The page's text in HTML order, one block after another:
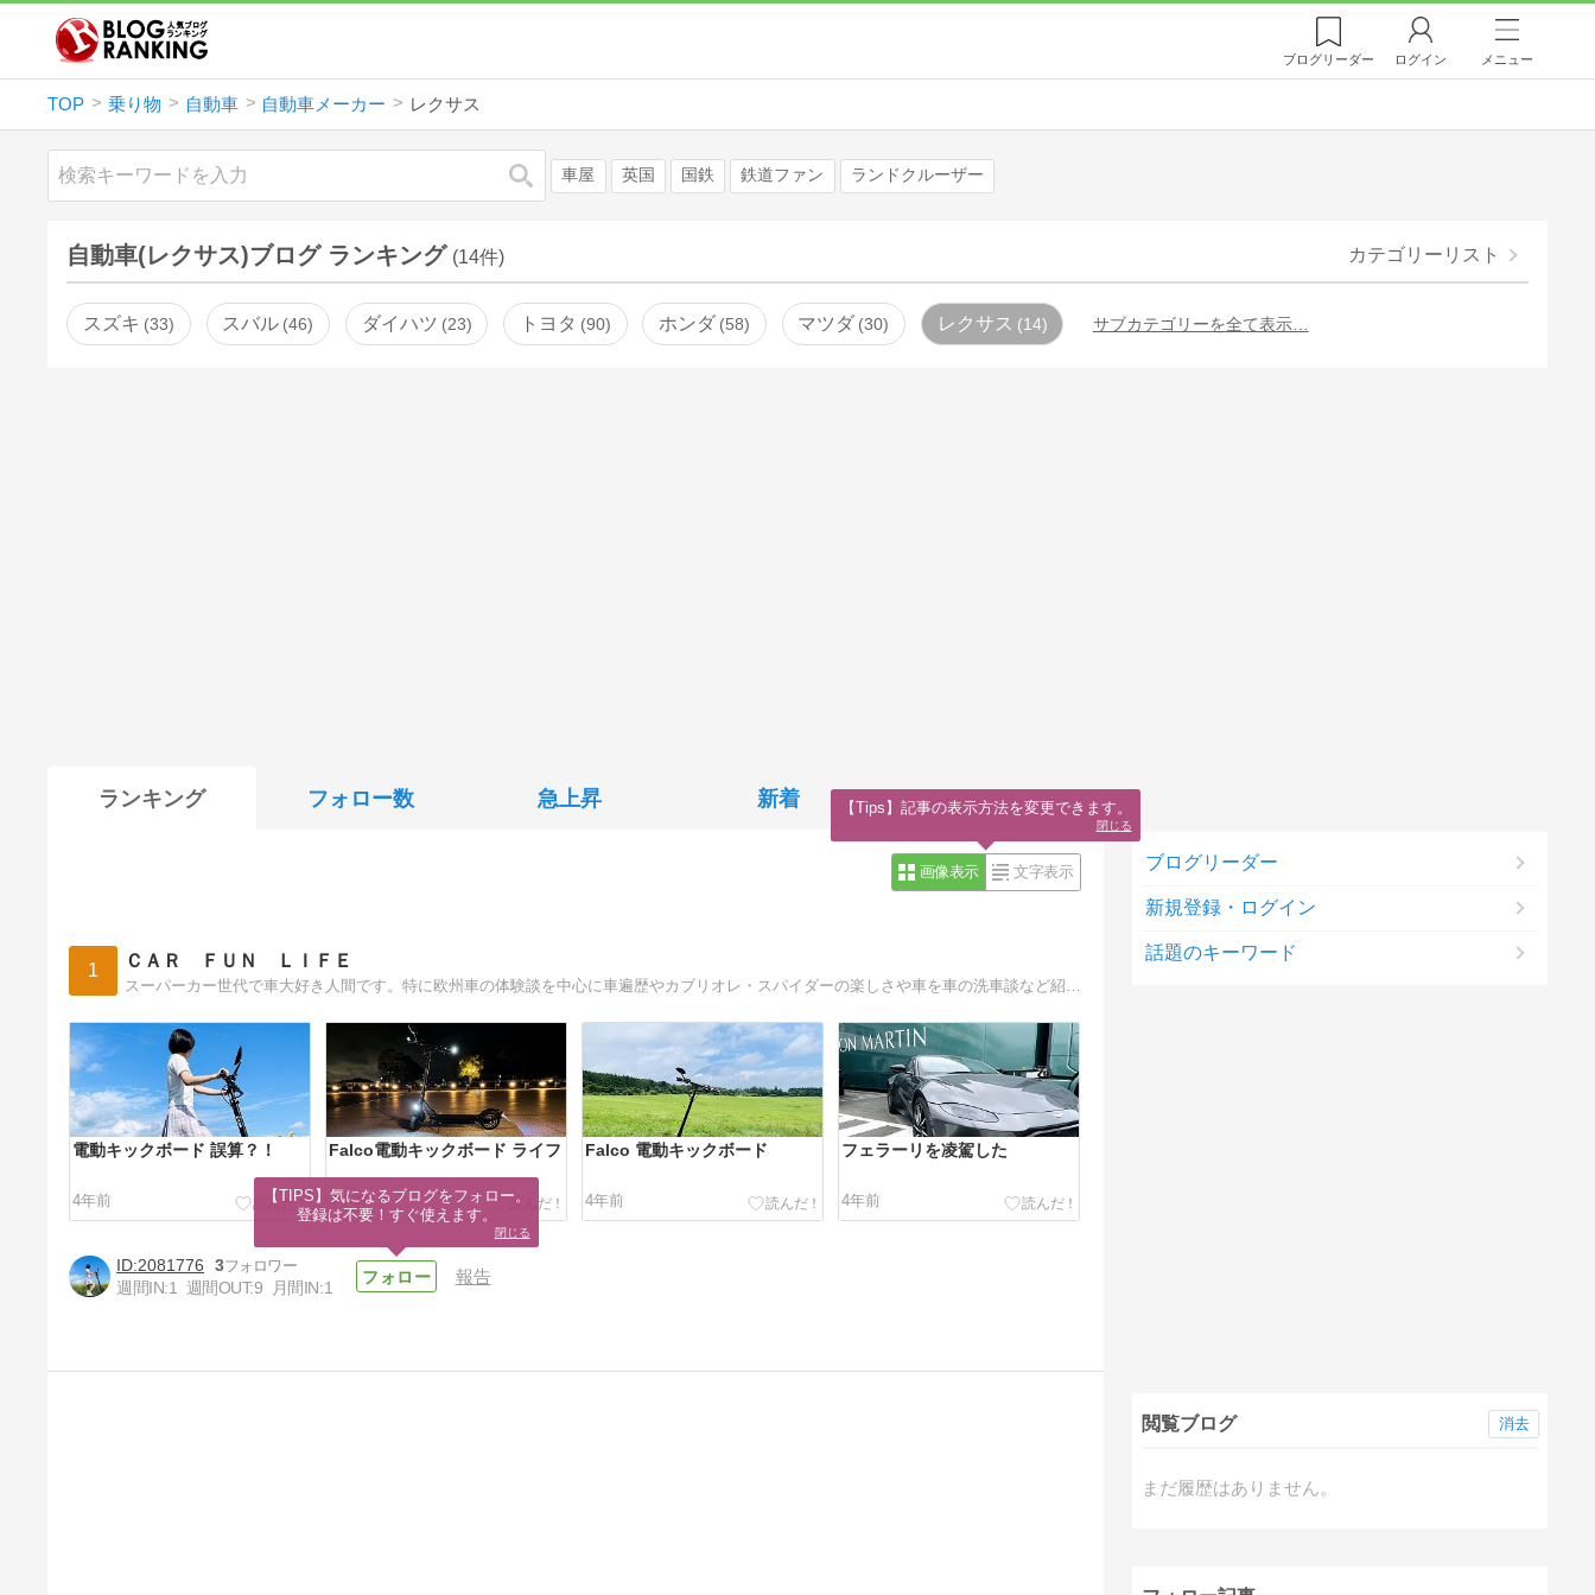
ブログリーダー ログイン メニュー
TOP 乗り物 自動車 自動車メーカー レクサス
検索 車屋 英国 国鉄 鉄道ファン ランドクルーザー
自動車(レクサス)ブログ ランキング (14件) カテゴリーリスト
スズキ 33 スバル 46 ダイハツ 23 トヨタ 90 ホンダ 58 マツダ 30 レクサス 14 サブカテゴリーを全て表示…
ランキング フォロー数 急上昇 新着
画像表示 文字表示
1 ＣＡＲ ＦＵＮ ＬＩＦＥ
電動キックボード 誤算？！
4年前
Falco電動キックボード ライフ
4年前
Falco 電動キックボード
4年前
フェラーリを凌駕した
4年前
2081776
3
週間IN:1 週間OUT:9 月間IN:1
報告
ブログリーダー
新規登録・ログイン
話題のキーワード
閲覧ブログ
まだ履歴はありません。
消去
【TIPS】気になるブログをフォロー。
登録は不要！すぐ使えます。
閉じる
【Tips】記事の表示方法を変更できます。
閉じる